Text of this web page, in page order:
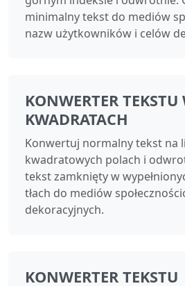
minimalny tekst do mediów
nazw użytkowników i celów
KONWERTER TEKSTU
KWADRATACH
Konwertuj normalny tekst na
kwadratowych polach i
tekst zamknięty w
tłach do mediów
dekoracyjnych.
KONWERTER TEKSTU